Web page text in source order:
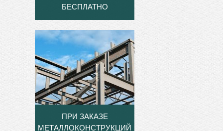
БЕСПЛАТНО
ПРИ ЗАКАЗЕ
МЕТАЛЛОКОНСТРУКЦИЙ